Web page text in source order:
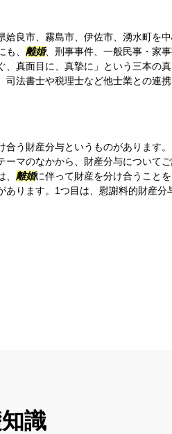
姶良市、霧島市、伊佐市、湧水町を
、 離婚、刑事事件、一般民事・家
、真面目に、真摯に」という三本の
司法書士や税理士など他士業との連
合う財産分与というものがあります。
ーマのなかから、財産分与について
離婚に伴って財産を分け合うこと
あります。1つ目は、慰謝料的財産分
識